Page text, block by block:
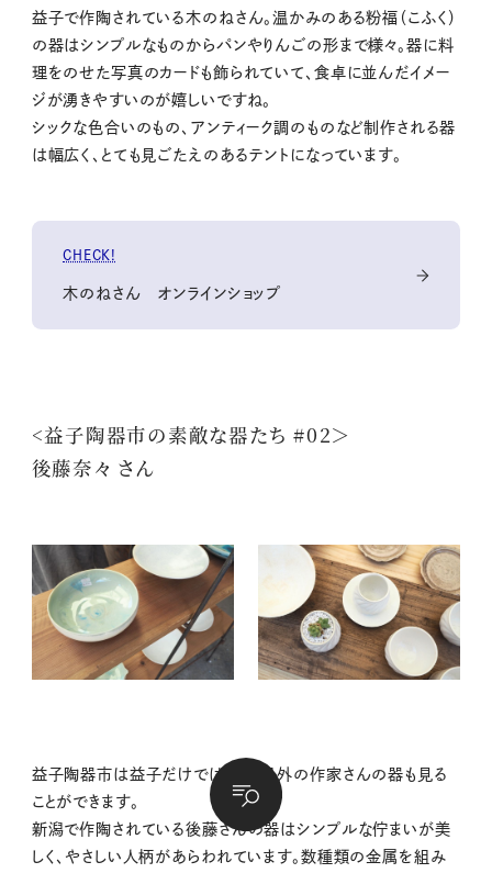
益子で作陶されている木のねさん。温かみのある粉福（こふく）
の器はシンプルなものからパンやりんごの形まで様々。器に料
理をのせた写真のカードも飾られていて、食卓に並んだイメー
ジが湧きやすいのが嬉しいですね。
シックな色合いのもの、アンティーク調のものなど制作される器
は幅広く、とても見ごたえのあるテントになっています。
CHECK!
木のねさん オンラインショップ
<益子陶器市の素敵な器たち #02＞
後藤奈々 さん
益子陶器市は益子だけではなく、県外の作家さんの器も見る
ことができます。
新潟で作陶されている後藤さんの器はシンプルな佇まいが美
しく、やさしい人柄があらわれています。数種類の金属を組み